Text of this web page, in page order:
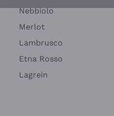
Nebbiolo
Merlot
Lambrusco
Etna Rosso
Lagrein